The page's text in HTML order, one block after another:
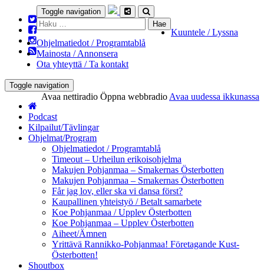
Toggle navigation
Haku:
Kuuntele / Lyssna
Ohjelmatiedot / Programtablå
Mainosta / Annonsera
Ota yhteyttä / Ta kontakt
Toggle navigation
Avaa nettiradio Öppna webbradio Avaa uudessa ikkunassa
Podcast
Kilpailut/Tävlingar
Ohjelmat/Program
Ohjelmatiedot / Programtablå
Timeout – Urheilun erikoisohjelma
Makujen Pohjanmaa – Smakernas Österbotten
Makujen Pohjanmaa – Smakernas Österbotten
Får jag lov, eller ska vi dansa först?
Kaupallinen yhteistyö / Betalt samarbete
Koe Pohjanmaa / Upplev Österbotten
Koe Pohjanmaa – Upplev Österbotten
Aiheet/Ämnen
Yrittävä Rannikko-Pohjanmaa! Företagande Kust-
Österbotten!
Shoutbox